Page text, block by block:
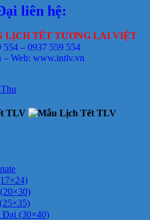
liên hệ:
LỊCH TẾT TƯƠNG LAI VIỆT
– 0937 559 554
– Web: www.intlv.vn
Đại (30×40)